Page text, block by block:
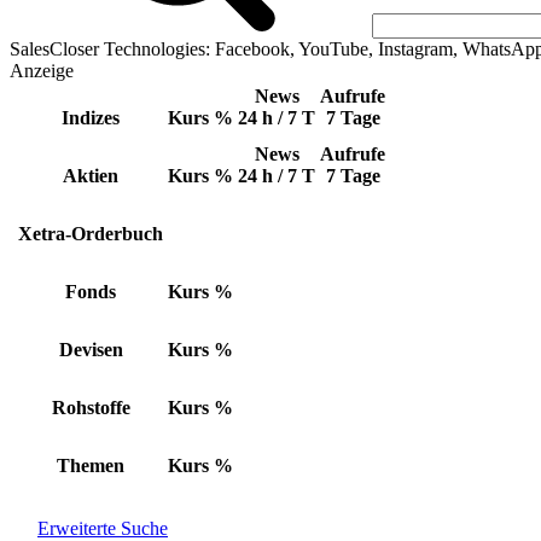
SalesCloser Technologies: Facebook, YouTube, Instagram,
Anzeige
Indizes Kurs %
News
24 h / 7 T
Aufrufe
7 Tage
Aktien Kurs %
News
24 h / 7 T
Aufrufe
7 Tage
Xetra-Orderbuch
Fonds Kurs %
Devisen Kurs %
Rohstoffe Kurs %
Themen Kurs %
Erweiterte Suche